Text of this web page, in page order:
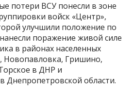
потери ВСУ понесли в зоне
войск «Центр»,
улучшили положение по
поражение живой силе
в районах населенных
Новопавловка, Гришино,
в ДНР и
Днепропетровской области.